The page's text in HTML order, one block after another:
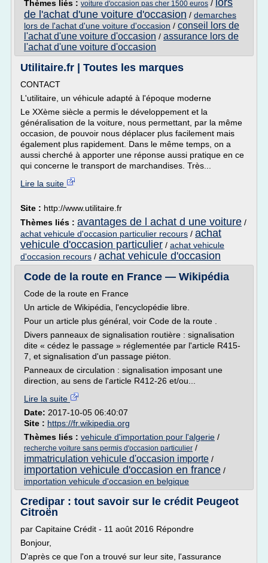
Thèmes liés : voiture d'occasion pas cher 1500 euros / lors
de l'achat d'une voiture d'occasion / demarches
lors de l'achat d'une voiture d'occasion / conseil lors de
l'achat d'une voiture d'occasion / assurance lors de
l'achat d'une voiture d'occasion
Utilitaire.fr | Toutes les marques
CONTACT
L'utilitaire, un véhicule adapté à l'époque moderne
Le XXème siècle a permis le développement et la
généralisation de la voiture, nous permettant, par la même
occasion, de pouvoir nous déplacer plus facilement mais
également plus rapidement. Dans le même temps, on a
aussi cherché à apporter une réponse aussi pratique en ce
qui concerne le transport de marchandises. Très...
Lire la suite
Site : http://www.utilitaire.fr
Thèmes liés : avantages de l achat d une voiture /
achat vehicule d'occasion particulier recours / achat
vehicule d'occasion particulier / achat vehicule
d'occasion recours / achat vehicule d'occasion
Code de la route en France — Wikipédia
Code de la route en France
Un article de Wikipédia, l'encyclopédie libre.
Pour un article plus général, voir Code de la route .
Divers panneaux de signalisation routière : signalisation
dite « cédez le passage » réglementée par l'article R415-
7, et signalisation d'un passage piéton.
Panneaux de circulation : signalisation imposant une
direction, au sens de l'article R412-26 et/ou...
Lire la suite
Date: 2017-10-05 06:40:07
Site : https://fr.wikipedia.org
Thèmes liés : vehicule d'importation pour l'algerie /
recherche voiture sans permis d'occasion particulier /
immatriculation vehicule d'occasion importe /
importation vehicule d'occasion en france /
importation vehicule d'occasion en belgique
Credipar : tout savoir sur le crédit Peugeot
Citroën
par Capitaine Crédit - 11 août 2016 Répondre
Bonjour,
D'après ce que l'on a trouvé sur leur site, l'assurance